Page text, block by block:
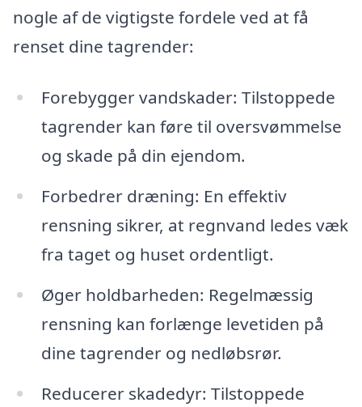
nogle af de vigtigste fordele ved at få
renset dine tagrender:
Forebygger vandskader: Tilstoppede
tagrender kan føre til oversvømmelse
og skade på din ejendom.
Forbedrer dræning: En effektiv
rensning sikrer, at regnvand ledes væk
fra taget og huset ordentligt.
Øger holdbarheden: Regelmæssig
rensning kan forlænge levetiden på
dine tagrender og nedløbsrør.
Reducerer skadedyr: Tilstoppede